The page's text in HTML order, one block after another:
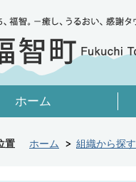
ホーム
置 ホーム 組織から探す